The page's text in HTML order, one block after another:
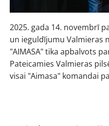
2025. gada 14. novembrī
un ieguldījumu Valmieras
"AIMASA" tika apbalvots
Pateicamies Valmieras
visai "Aimasa" komandai